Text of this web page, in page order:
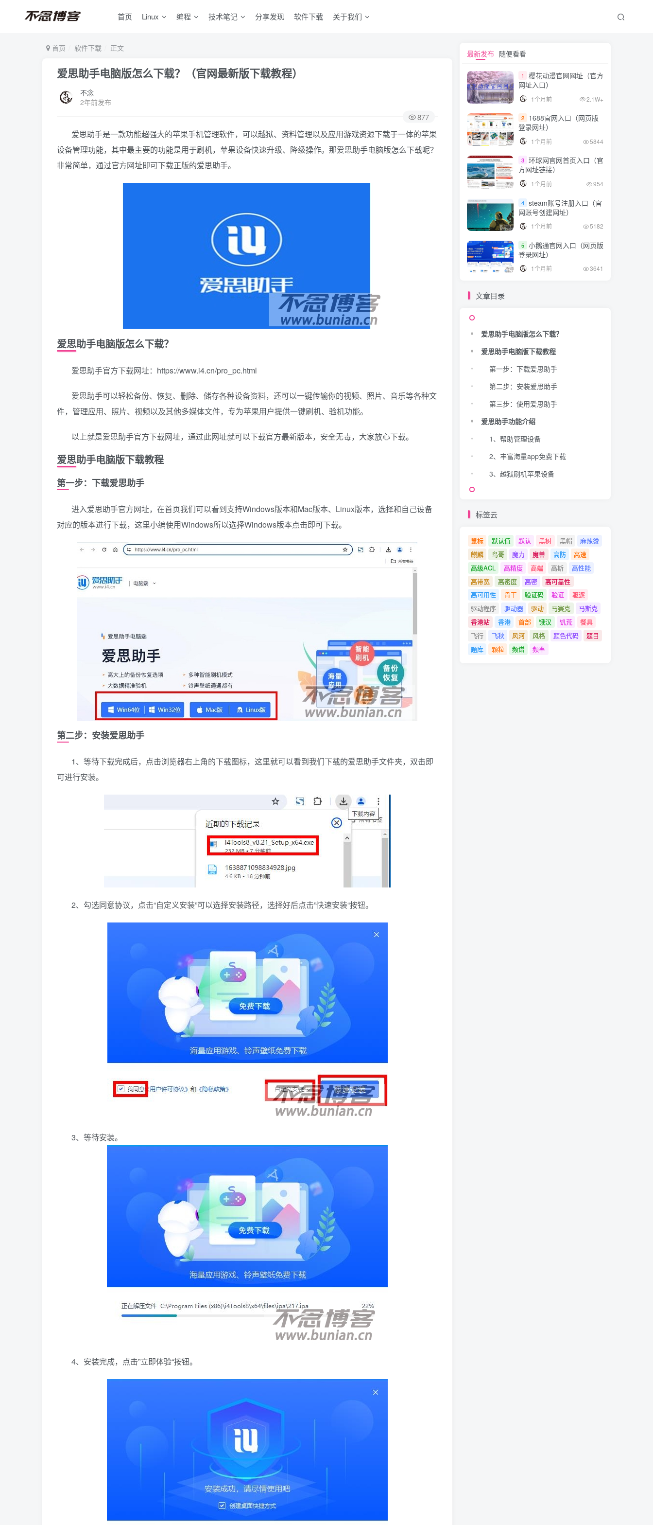
首页 Linux 编程 技术笔记 分享发现 软件下载 关于我们
首页 软件下载 正文
爱思助手电脑版怎么下载？（官网最新版下载教程）
不念
2年前发布
877
爱思助手是一款功能超强大的苹果手机管理软件，可以越狱、资料管理以及应用游戏资源下载于一体的苹果
设备管理功能，其中最主要的功能是用于刷机，苹果设备快速升级、降级操作。那爱思助手电脑版怎么下载呢？
非常简单，通过官方网址即可下载正版的爱思助手。
爱思助手电脑版怎么下载？
爱思助手官方下载网址：https://www.i4.cn/pro_pc.html
爱思助手可以轻松备份、恢复、删除、储存各种设备资料，还可以一键传输你的视频、照片、音乐等各种文
件，管理应用、照片、视频以及其他多媒体文件，专为苹果用户提供一键刷机、验机功能。
以上就是爱思助手官方下载网址，通过此网址就可以下载官方最新版本，安全无毒，大家放心下载。
爱思助手电脑版下载教程
第一步：下载爱思助手
进入爱思助手官方网址，在首页我们可以看到支持Windows版本和Mac版本、Linux版本，选择和自己设备
对应的版本进行下载，这里小编使用Windows所以选择Windows版本点击即可下载。
第二步：安装爱思助手
1、等待下载完成后，点击浏览器右上角的下载图标，这里就可以看到我们下载的爱思助手文件夹，双击即
可进行安装。
2、勾选同意协议，点击“自定义安装”可以选择安装路径，选择好后点击”快速安装“按钮。
3、等待安装。
4、安装完成，点击”立即体验“按钮。
爱思助手电脑版怎么下载？
爱思助手电脑版下载教程
第一步：下载爱思助手
第二步：安装爱思助手
第三步：使用爱思助手
爱思助手功能介绍
1、帮助管理设备
2、丰富海量app免费下载
3、越狱刷机苹果设备
最新发布 随便看看
1
樱花动漫官网网址（官方
网址入口）
1个月前 2.1W+
2
1688官网入口（网页版
登录网址）
1个月前 5844
3 环球网官网首页入口（官
方网址链接）
1个月前 954
4 steam账号注册入口（官
网账号创建网址）
1个月前 5182
5 小鹅通官网入口（网页版
登录网址）
1个月前 3641
文章目录
爱思助手电脑版怎么下载？
爱思助手电脑版下载教程
第一步：下载爱思助手
第二步：安装爱思助手
第三步：使用爱思助手
爱思助手功能介绍
1、帮助管理设备
2、丰富海量app免费下载
3、越狱刷机苹果设备
标签云
鼠标 默认值 默认 黑树 黑帽
麻辣烫
麒麟
鸟哥 魔力 魔兽 高防
高速
高级ACL
高精度 高端 高斯
高性能
高带宽
高密度 高密
高可靠性
高可用性
骨干 验证码 验证
驱逐
驱动程序
驱动器 驱动 马赛克
马斯克
香港站
香港 首部 饿汉 饥荒
餐具
飞行
飞秋 风河 风格 颜色代码
题目
题库
颗粒 频谱 频率